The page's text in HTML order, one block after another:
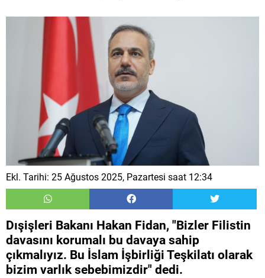
Ekl. Tarihi: 25 Ağustos 2025, Pazartesi saat 12:34
Dışişleri Bakanı Hakan Fidan, "Bizler Filistin
davasını korumalı bu davaya sahip
çıkmalıyız. Bu İslam İşbirliği Teşkilatı olarak
bizim varlık sebebimizdir" dedi.